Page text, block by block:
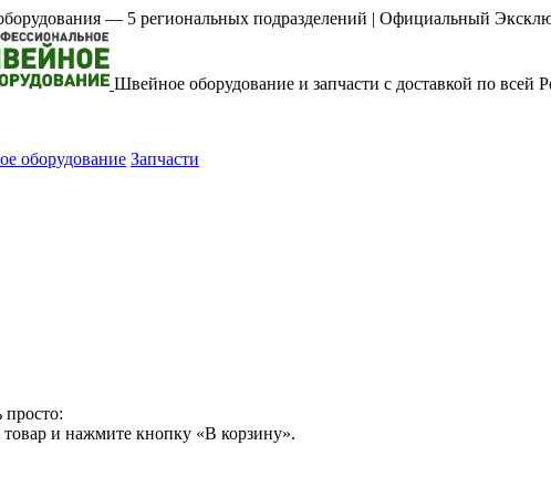
— 5 региональных подразделений | Официальный
Швейное оборудование и запчасти с доставкой по всей
оборудование Запчасти
просто:
и нажмите кнопку «В корзину».